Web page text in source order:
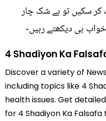
کر سکیں تو بے شک چار
ہی دیکھتے رہیں-
4 Shadiyon Ka
Discover a variety of
including topics like 4
health issues. Get
for 4 Shadiyon Ka